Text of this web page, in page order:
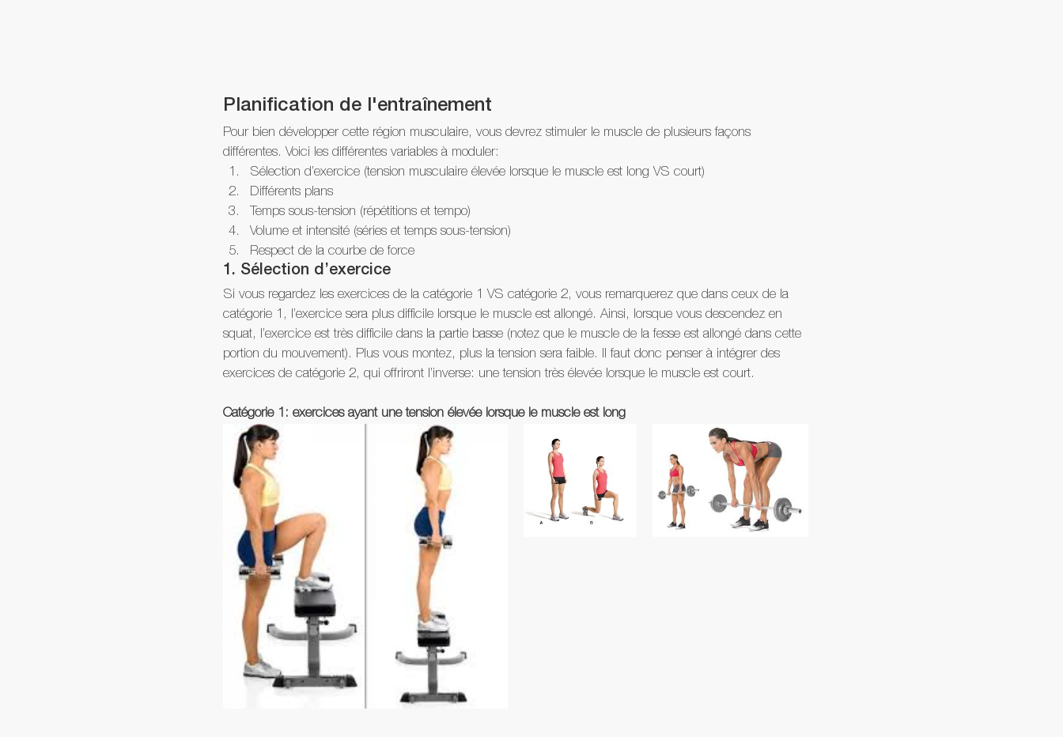
Planification de l'entraînement
Pour bien développer cette région musculaire, vous devrez stimuler le muscle de plusieurs façons
différentes. Voici les différentes variables à moduler:
Sélection d’exercice (tension musculaire élevée lorsque le muscle est long VS court)
Différents plans
Temps sous-tension (répétitions et tempo)
Volume et intensité (séries et temps sous-tension)
Respect de la courbe de force
1. Sélection d’exercice
Si vous regardez les exercices de la catégorie 1 VS catégorie 2, vous remarquerez que dans ceux de la
catégorie 1, l’exercice sera plus difficile lorsque le muscle est allongé. Ainsi, lorsque vous descendez en
squat, l’exercice est très difficile dans la partie basse (notez que le muscle de la fesse est allongé dans cette
portion du mouvement). Plus vous montez, plus la tension sera faible. Il faut donc penser à intégrer des
exercices de catégorie 2, qui offriront l’inverse: une tension très élevée lorsque le muscle est court.
Catégorie 1: exercices ayant une tension élevée lorsque le muscle est long